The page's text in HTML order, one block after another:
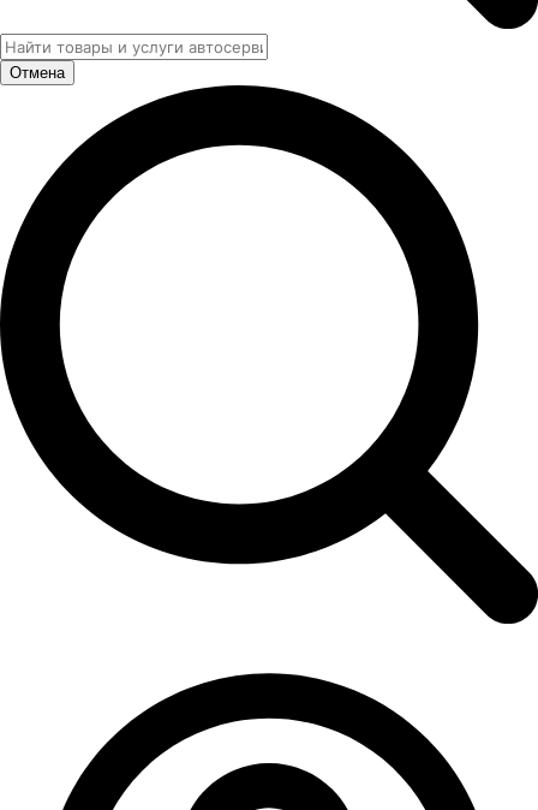
Отмена